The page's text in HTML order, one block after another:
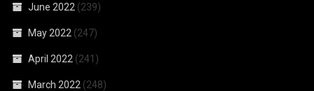
June 2022 (239)
May 2022 (247)
April 2022 (241)
March 2022 (248)